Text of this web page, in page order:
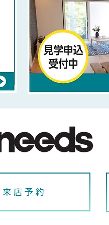
来 店 予 約